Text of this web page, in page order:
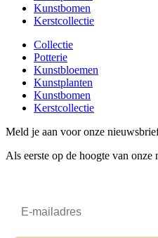
Kunstbomen
Kerstcollectie
Collectie
Potterie
Kunstbloemen
Kunstplanten
Kunstbomen
Kerstcollectie
Meld je aan voor onze
Als eerste op de hoogte van onze